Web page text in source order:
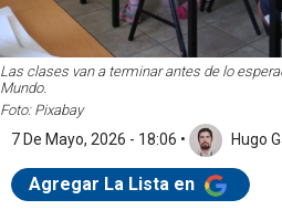
Las clases van a terminar antes de lo
Mundo.
Foto: Pixabay
7 De Mayo, 2026 - 18:06 • Hugo
Agregar La Lista en